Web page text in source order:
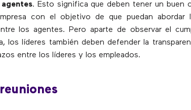
. Esto significa que deben tener un buen
con el objetivo de que puedan abordar
los agentes. Pero aparte de observar el
los líderes también deben defender la
entre los líderes y los empleados.